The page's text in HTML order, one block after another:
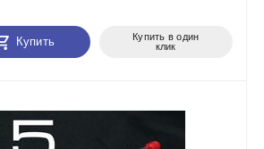
Купить
Купить в один
клик